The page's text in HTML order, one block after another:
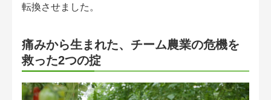
転換させました。
痛みから生まれた、チーム農業の危機を
救った2つの掟